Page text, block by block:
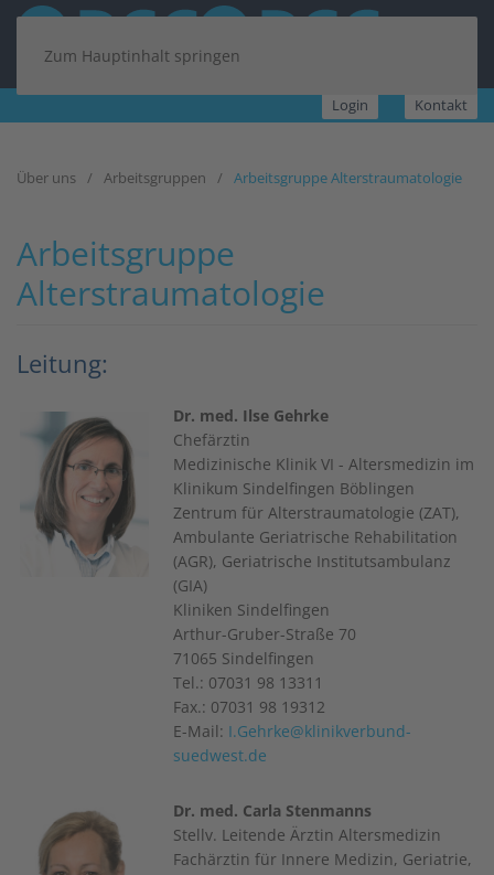
Zum Hauptinhalt springen
Login Kontakt
Über uns Arbeitsgruppen Arbeitsgruppe Alterstraumatologie
Arbeitsgruppe
Alterstraumatologie
Leitung:
Dr. med. Ilse Gehrke
Chefärztin
Medizinische Klinik VI - Altersmedizin im
Klinikum Sindelfingen Böblingen
Zentrum für Alterstraumatologie (ZAT),
Ambulante Geriatrische Rehabilitation
(AGR), Geriatrische Institutsambulanz
(GIA)
Kliniken Sindelfingen
Arthur-Gruber-Straße 70
71065 Sindelfingen
Tel.: 07031 98 13311
Fax.: 07031 98 19312
E-Mail: I.Gehrke@klinikverbund-
suedwest.de
Dr. med. Carla Stenmanns
Stellv. Leitende Ärztin Altersmedizin
Fachärztin für Innere Medizin, Geriatrie,